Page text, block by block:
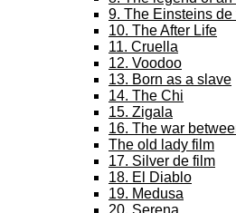
9. The Einsteins de
10. The After Life
11. Cruella
12. Voodoo
13. Born as a slave
14. The Chi
15. Zigala
16. The war
The old lady film
17. Silver de film
18. El Diablo
19. Medusa
20. Serena